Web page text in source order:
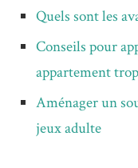
Quels sont les
Conseils pour
appartement
Aménager un
jeux adulte